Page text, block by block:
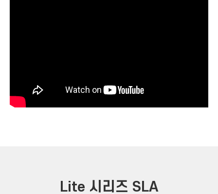
Lite 시리즈 SLA